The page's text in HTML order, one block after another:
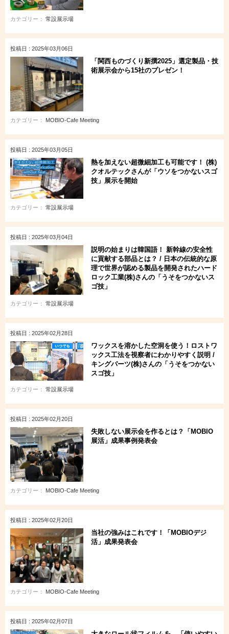
カテゴリー： 常設展示場
投稿日 : 2025年03月06日
「関西ものづくり新撰2025」選定製品・技
術展示会から15社のプレゼン！
カテゴリー： MOBIO-Cafe Meeting
投稿日 : 2025年03月05日
熱を加えない超微細加工も可能です！ (株)
クオルテックさんが「ウソをつかないスゴ
技」展示を開始
カテゴリー： 常設展示場
投稿日 : 2025年03月04日
説明の始まりは韓国語！ 新幹線の安全性
に貢献する部品とは？ / 日本の伝統的な原
理で世界が認める製品を開発されたハード
ロック工業(株)さんの「うそをつかないス
ゴ技」
カテゴリー： 常設展示場
投稿日 : 2025年02月28日
ワックスを溶かした空洞を使う！ロストワ
ックス工法を視察者にわかりやすく説明 /
キングパーツ(株)さんの「うそをつかない
スゴ技」
カテゴリー： 常設展示場
投稿日 : 2025年02月20日
失敗しない展示会を作るとは？「MOBIO
展活」成果事例発表会
カテゴリー： MOBIO-Cafe Meeting
投稿日 : 2025年02月20日
当社の強みはこれです！「MOBIOデジ
活」成果発表会
カテゴリー： MOBIO-Cafe Meeting
投稿日 : 2025年02月07日